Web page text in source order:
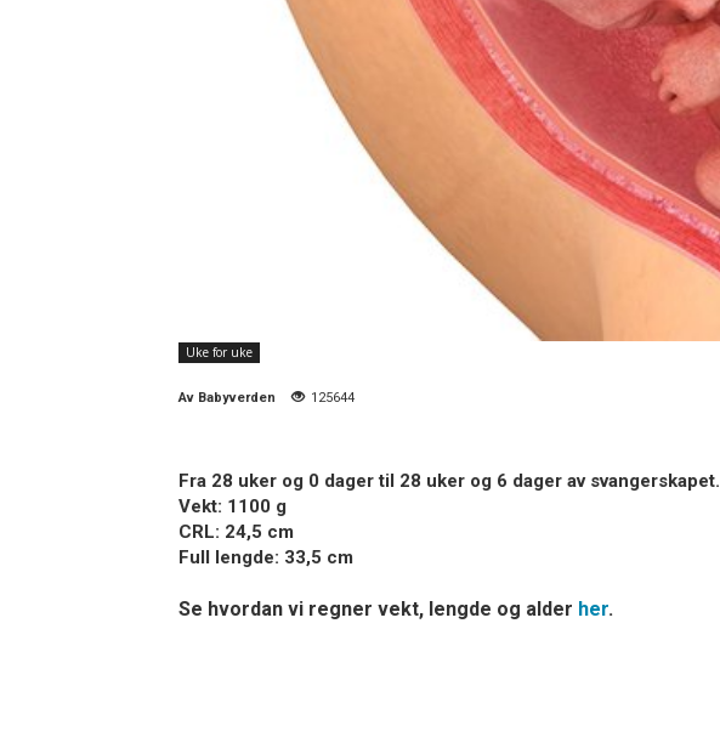
Uke for uke
Av Babyverden 125644
Fra 28 uker og 0 dager til 28 uker og 6 dager av svangerskapet.
Vekt: 1100 g
CRL: 24,5 cm
Full lengde: 33,5 cm
Se hvordan vi regner vekt, lengde og alder her.